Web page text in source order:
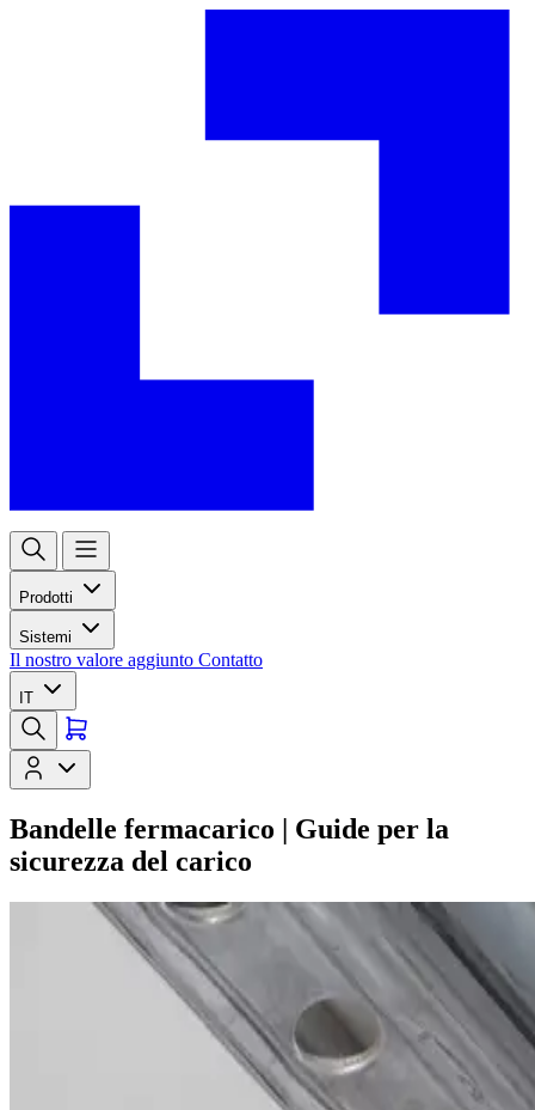
Prodotti
Sistemi
Il nostro valore aggiunto Contatto
IT
Bandelle fermacarico | Guide per la
sicurezza del carico